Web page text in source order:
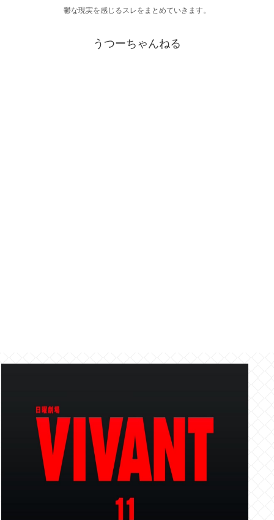
鬱な現実を感じるスレをまとめていきます。
うつーちゃんねる